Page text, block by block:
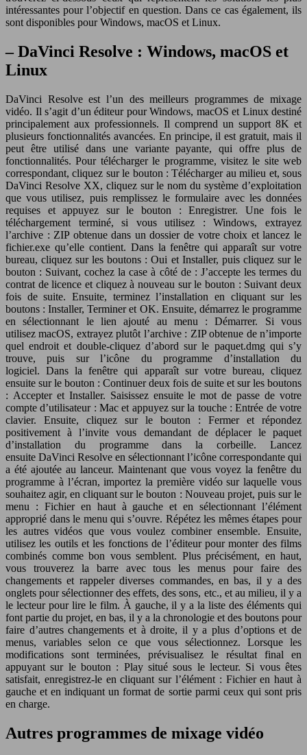
intéressantes pour l’objectif en question. Dans ce cas également, ils
sont disponibles pour Windows, macOS et Linux.
– DaVinci Resolve : Windows, macOS et
Linux
DaVinci Resolve est l’un des meilleurs programmes de mixage
vidéo. Il s’agit d’un éditeur pour Windows, macOS et Linux destiné
principalement aux professionnels. Il comprend un support 8K et
plusieurs fonctionnalités avancées. En principe, il est gratuit, mais il
peut être utilisé dans une variante payante, qui offre plus de
fonctionnalités. Pour télécharger le programme, visitez le site web
correspondant, cliquez sur le bouton : Télécharger au milieu et, sous
DaVinci Resolve XX, cliquez sur le nom du système d’exploitation
que vous utilisez, puis remplissez le formulaire avec les données
requises et appuyez sur le bouton : Enregistrer. Une fois le
téléchargement terminé, si vous utilisez : Windows, extrayez
l’archive : ZIP obtenue dans un dossier de votre choix et lancez le
fichier.exe qu’elle contient. Dans la fenêtre qui apparaît sur votre
bureau, cliquez sur les boutons : Oui et Installer, puis cliquez sur le
bouton : Suivant, cochez la case à côté de : J’accepte les termes du
contrat de licence et cliquez à nouveau sur le bouton : Suivant deux
fois de suite. Ensuite, terminez l’installation en cliquant sur les
boutons : Installer, Terminer et OK. Ensuite, démarrez le programme
en sélectionnant le lien ajouté au menu : Démarrer. Si vous
utilisez macOS, extrayez plutôt l’archive : ZIP obtenue de n’importe
quel endroit et double-cliquez d’abord sur le paquet.dmg qui s’y
trouve, puis sur l’icône du programme d’installation du
logiciel. Dans la fenêtre qui apparaît sur votre bureau, cliquez
ensuite sur le bouton : Continuer deux fois de suite et sur les boutons
: Accepter et Installer. Saisissez ensuite le mot de passe de votre
compte d’utilisateur : Mac et appuyez sur la touche : Entrée de votre
clavier. Ensuite, cliquez sur le bouton : Fermer et répondez
positivement à l’invite vous demandant de déplacer le paquet
d’installation du programme dans la corbeille. Lancez
ensuite DaVinci Resolve en sélectionnant l’icône correspondante qui
a été ajoutée au lanceur. Maintenant que vous voyez la fenêtre du
programme à l’écran, importez la première vidéo sur laquelle vous
souhaitez agir, en cliquant sur le bouton : Nouveau projet, puis sur le
menu : Fichier en haut à gauche et en sélectionnant l’élément
approprié dans le menu qui s’ouvre. Répétez les mêmes étapes pour
les autres vidéos que vous voulez combiner ensemble. Ensuite,
utilisez les outils et les fonctions de l’éditeur pour monter des films
combinés comme bon vous semblent. Plus précisément, en haut,
vous trouverez la barre avec tous les menus pour faire des
changements et rappeler diverses commandes, en bas, il y a des
onglets pour sélectionner des effets, des sons, etc., et au milieu, il y a
le lecteur pour lire le film. À gauche, il y a la liste des éléments qui
font partie du projet, en bas, il y a la chronologie et des boutons pour
faire d’autres changements et à droite, il y a plus d’options et de
menus, variables selon ce que vous sélectionnez. Lorsque les
modifications sont terminées, prévisualisez le résultat final en
appuyant sur le bouton : Play situé sous le lecteur. Si vous êtes
satisfait, enregistrez-le en cliquant sur l’élément : Fichier en haut à
gauche et en indiquant un format de sortie parmi ceux qui sont pris
en charge.
Autres programmes de mixage vidéo